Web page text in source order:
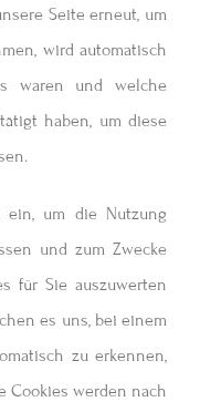
Seite erneut, um
wird automatisch
waren und welche
haben, um diese
ein, um die Nutzung
und zum Zwecke
für Sie auszuwerten
es uns, bei einem
zu erkennen,
Cookies werden nach